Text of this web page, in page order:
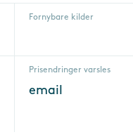
Fornybare kilder
Prisendringer varsles
email